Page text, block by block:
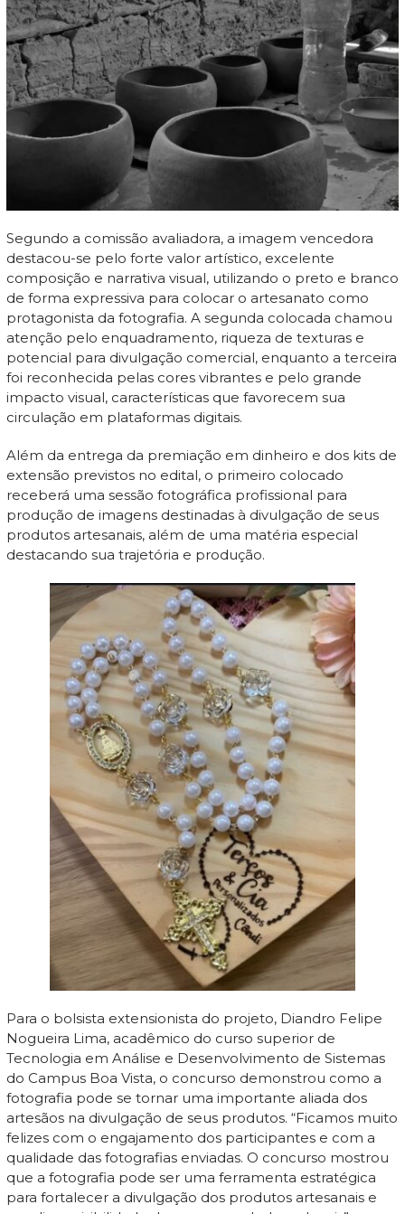
Segundo a comissão avaliadora, a imagem vencedora
destacou-se pelo forte valor artístico, excelente
composição e narrativa visual, utilizando o preto e branco
de forma expressiva para colocar o artesanato como
protagonista da fotografia. A segunda colocada chamou
atenção pelo enquadramento, riqueza de texturas e
potencial para divulgação comercial, enquanto a terceira
foi reconhecida pelas cores vibrantes e pelo grande
impacto visual, características que favorecem sua
circulação em plataformas digitais.
Além da entrega da premiação em dinheiro e dos kits de
extensão previstos no edital, o primeiro colocado
receberá uma sessão fotográfica profissional para
produção de imagens destinadas à divulgação de seus
produtos artesanais, além de uma matéria especial
destacando sua trajetória e produção.
Para o bolsista extensionista do projeto, Diandro Felipe
Nogueira Lima, acadêmico do curso superior de
Tecnologia em Análise e Desenvolvimento de Sistemas
do Campus Boa Vista, o concurso demonstrou como a
fotografia pode se tornar uma importante aliada dos
artesãos na divulgação de seus produtos. “Ficamos muito
felizes com o engajamento dos participantes e com a
qualidade das fotografias enviadas. O concurso mostrou
que a fotografia pode ser uma ferramenta estratégica
para fortalecer a divulgação dos produtos artesanais e